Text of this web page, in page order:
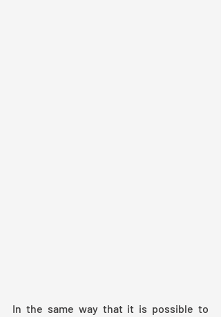
In the same way that it is possible to